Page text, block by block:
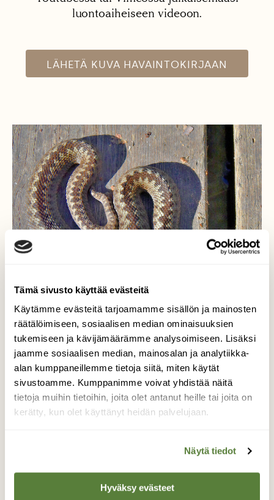
Tämä sivusto käyttää evästeitä
Käytämme evästeitä tarjoamamme sisällön ja mainosten
räätälöimiseen, sosiaalisen median ominaisuuksien
tukemiseen ja kävijämäärämme analysoimiseen. Lisäksi
jaamme sosiaalisen median, mainosalan ja analytiikka-
alan kumppaneillemme tietoja siitä, miten käytät
sivustoamme. Kumppanimme voivat yhdistää näitä
tietoja muihin tietoihin, joita olet antanut heille tai joita on
kerätty, kun olet käyttänyt heidän palvelujaan.
Näytä tiedot
Hyväksy evästeet
luontoaiheiseen videoon.
LÄHETÄ KUVA HAVAINTOKIRJAAN
Pieni kyy
Oli lammittelemässä auringosssa Iso-
Holman pitkospuulla.
kansallispuisto Maaliskuu